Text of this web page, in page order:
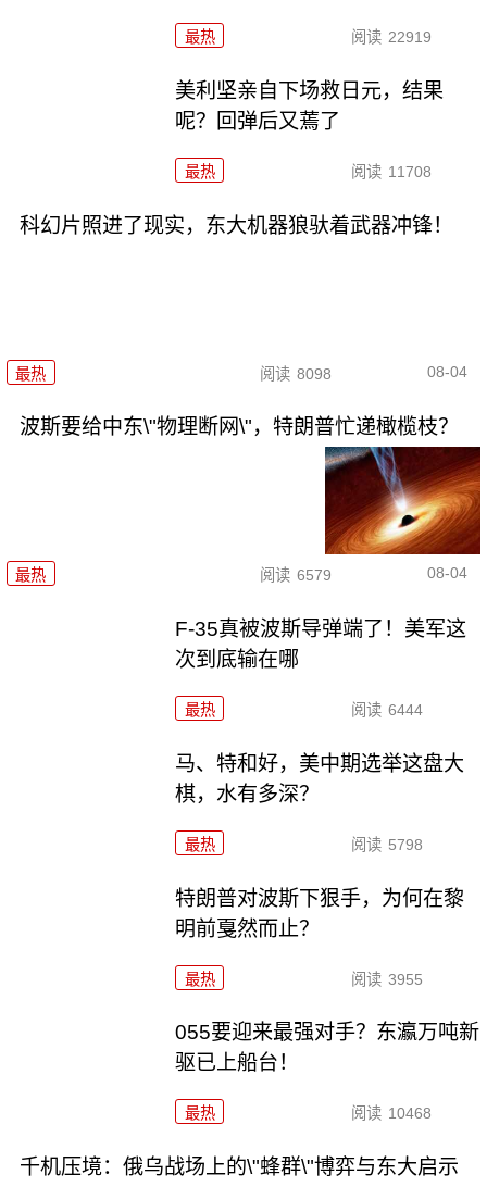
最热 阅读 22919
美利坚亲自下场救日元，结果
呢？回弹后又蔫了
最热 阅读 11708
科幻片照进了现实，东大机器狼驮着武器冲锋！
最热 阅读 8098 08-04
波斯要给中东\"物理断网\"，特朗普忙递橄榄枝？
最热 阅读 6579 08-04
F-35真被波斯导弹端了！美军这
次到底输在哪
最热 阅读 6444
马、特和好，美中期选举这盘大
棋，水有多深？
最热 阅读 5798
特朗普对波斯下狠手，为何在黎
明前戛然而止？
最热 阅读 3955
055要迎来最强对手？东瀛万吨新
驱已上船台！
最热 阅读 10468
千机压境：俄乌战场上的\"蜂群\"博弈与东大启示